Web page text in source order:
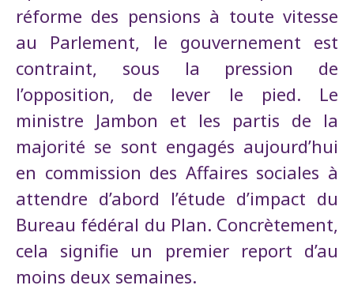
réforme des pensions à toute vitesse
au Parlement, le gouvernement est
contraint, sous la pression de
l’opposition, de lever le pied. Le
ministre Jambon et les partis de la
majorité se sont engagés aujourd’hui
en commission des Affaires sociales à
attendre d’abord l’étude d’impact du
Bureau fédéral du Plan. Concrètement,
cela signifie un premier report d’au
moins deux semaines.